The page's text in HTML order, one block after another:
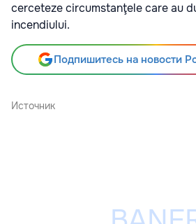
cerceteze circumstanţele care au
incendiului.
Подпишитесь на новости
Источник